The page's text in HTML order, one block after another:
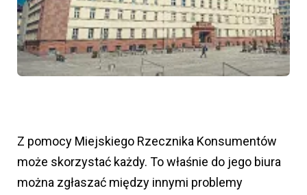
Z pomocy Miejskiego Rzecznika Konsumentów
może skorzystać każdy. To właśnie do jego biura
można zgłaszać między innymi problemy